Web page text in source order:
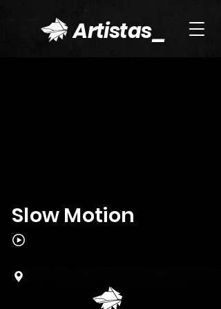
Artistas_
Slow Motion